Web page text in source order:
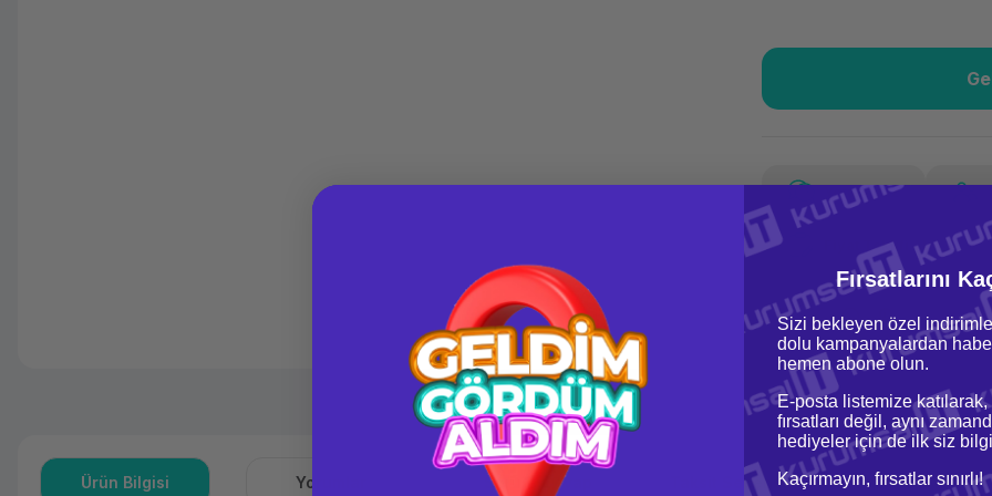
x 12
Aya varan taksit
Özel
Yorum Yaz
Fiyat Teklifi Al
Ürün Bilgisi Yorumlar Soru & Cevap Taksit Seçenekleri
Fırsatlarını
Sizi bekleyen özel
dolu kampanyalardan
hemen abone olun.
E-posta listemize
fırsatları değil, aynı
hediyeler için de ilk siz
Kaçırmayın, fırsatlar sınırlı!